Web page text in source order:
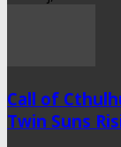
Call of
Twin Suns